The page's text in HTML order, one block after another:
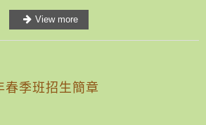
季班招生簡章